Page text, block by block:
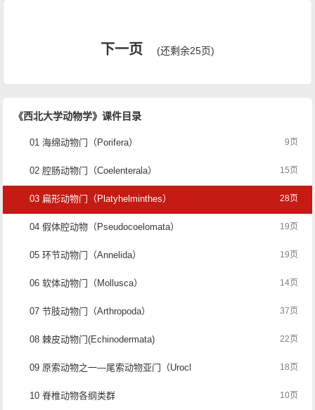
下一页 (还剩余25页)
《西北大学动物学》课件目录
01 海绵动物门（Porifera） 9页
02 腔肠动物门（Coelenterala） 15页
03 扁形动物门（Platyhelminthes） 28页
04 假体腔动物（Pseudocoelomata） 19页
05 环节动物门（Annelida） 19页
06 软体动物门（Mollusca） 14页
07 节肢动物门（Arthropoda） 37页
08 棘皮动物门(Echinodermata) 22页
09 原索动物之一—尾索动物亚门（Urochordata） 18页
10 脊椎动物各纲类群 10页